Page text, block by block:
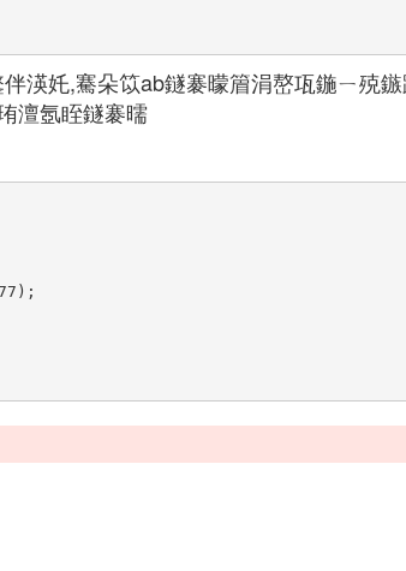
渶奼,騫朵笖ab鐩褰曚篃涓嶅瓨鍦ㄧ殑
澶氬眰鐩褰曘